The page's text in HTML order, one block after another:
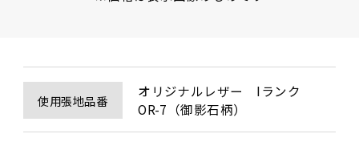
使用張地品番
オリジナルレザー　Iランク
OR-7（御影石柄）